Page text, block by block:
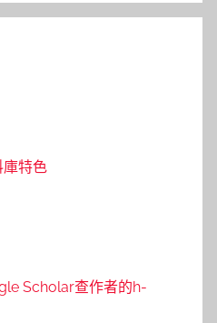
特色
Scholar查作者的h-